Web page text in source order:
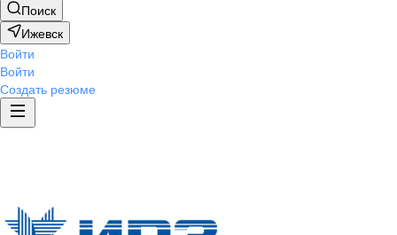
Поиск
Ижевск
Войти
Войти
Создать резюме